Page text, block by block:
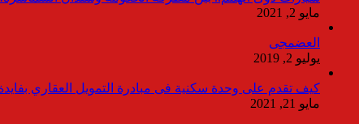
مايو 2, 2021
العضمجى
يوليو 2, 2019
كيف تقدم على وحدة سكنية فى مبادرة التمويل العقاري بفايدة
مايو 21, 2021